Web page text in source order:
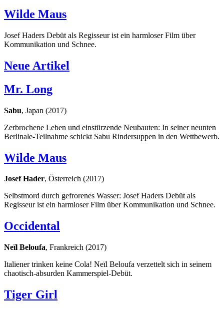
Wilde Maus
Josef Haders Debüt als Regisseur ist ein harmloser Film über
Kommunikation und Schnee.
Neue Artikel
Mr. Long
Sabu, Japan (2017)
Zerbrochene Leben und einstürzende Neubauten: In seiner neunten
Berlinale-Teilnahme schickt Sabu Rindersuppen in den Wettbewerb.
Wilde Maus
Josef Hader, Österreich (2017)
Selbstmord durch gefrorenes Wasser: Josef Haders Debüt als
Regisseur ist ein harmloser Film über Kommunikation und Schnee.
Occidental
Neïl Beloufa, Frankreich (2017)
Italiener trinken keine Cola! Neïl Beloufa verzettelt sich in seinem
chaotisch-absurden Kammerspiel-Debüt.
Tiger Girl